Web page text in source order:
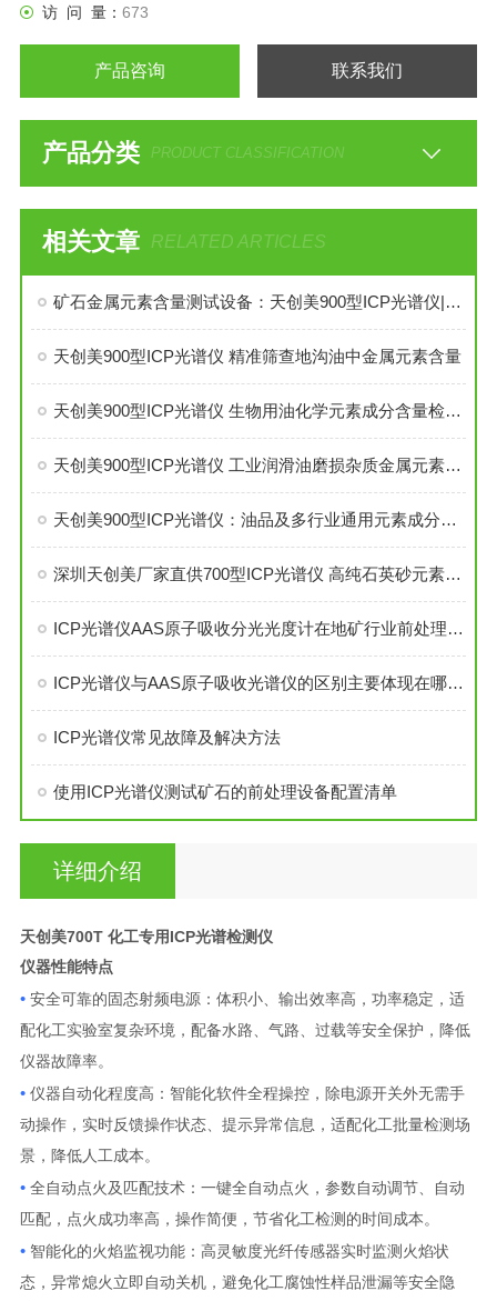
访 问 量： 673
产品咨询 联系我们
产品分类 PRODUCT CLASSIFICATION
相关文章 RELATED ARTICLES
矿石金属元素含量测试设备：天创美900型ICP光谱仪|地矿矿山矿石品位检测仪
天创美900型ICP光谱仪 精准筛查地沟油中金属元素含量
天创美900型ICP光谱仪 生物用油化学元素成分含量检测设备
天创美900型ICP光谱仪 工业润滑油磨损杂质金属元素分析设备
天创美900型ICP光谱仪：油品及多行业通用元素成分精准检测设备
深圳天创美厂家直供700型ICP光谱仪 高纯石英砂元素检测优选 全国上门安装
ICP光谱仪AAS原子吸收分光光度计在地矿行业前处理配置方案
ICP光谱仪与AAS原子吸收光谱仪的区别主要体现在哪些方面
ICP光谱仪常见故障及解决方法
使用ICP光谱仪测试矿石的前处理设备配置清单
详细介绍
天创美700T 化工专用ICP光谱检测仪
仪器性能特点
• 安全可靠的固态射频电源：体积小、输出效率高，功率稳定，适
配化工实验室复杂环境，配备水路、气路、过载等安全保护，降低
仪器故障率。
• 仪器自动化程度高：智能化软件全程操控，除电源开关外无需手
动操作，实时反馈操作状态、提示异常信息，适配化工批量检测场
景，降低人工成本。
• 全自动点火及匹配技术：一键全自动点火，参数自动调节、自动
匹配，点火成功率高，操作简便，节省化工检测的时间成本。
• 智能化的火焰监视功能：高灵敏度光纤传感器实时监测火焰状
态，异常熄火立即自动关机，避免化工腐蚀性样品泄漏等安全隐